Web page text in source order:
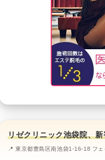
リゼクリニック池袋院、
📍 東京都豊島区南池袋1-16-18 フ